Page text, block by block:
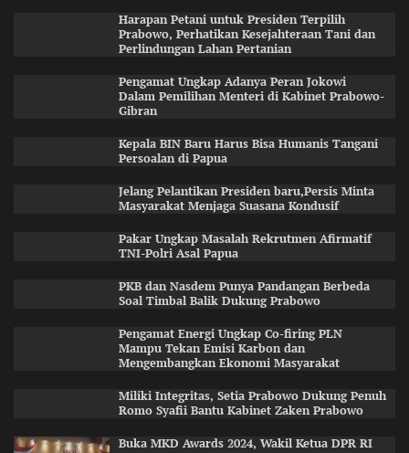
Harapan Petani untuk Presiden Terpilih
Prabowo, Perhatikan Kesejahteraan Tani dan
Perlindungan Lahan Pertanian
Pengamat Ungkap Adanya Peran Jokowi
Dalam Pemilihan Menteri di Kabinet Prabowo-
Gibran
Kepala BIN Baru Harus Bisa Humanis Tangani
Persoalan di Papua
Jelang Pelantikan Presiden baru,Persis Minta
Masyarakat Menjaga Suasana Kondusif
Pakar Ungkap Masalah Rekrutmen Afirmatif
TNI-Polri Asal Papua
PKB dan Nasdem Punya Pandangan Berbeda
Soal Timbal Balik Dukung Prabowo
Pengamat Energi Ungkap Co-firing PLN
Mampu Tekan Emisi Karbon dan
Mengembangkan Ekonomi Masyarakat
Miliki Integritas, Setia Prabowo Dukung Penuh
Romo Syafii Bantu Kabinet Zaken Prabowo
Buka MKD Awards 2024, Wakil Ketua DPR RI